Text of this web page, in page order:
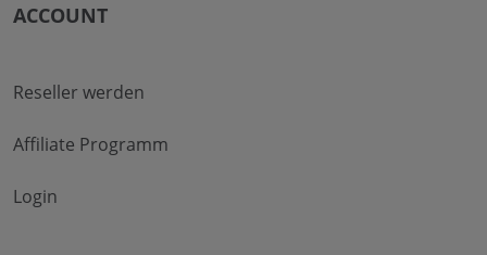
ACCOUNT
Reseller werden
Affiliate Programm
Login